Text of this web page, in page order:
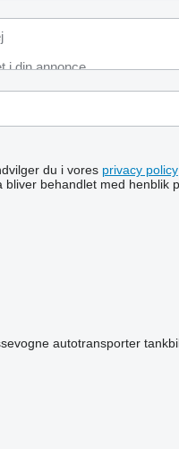
du i vores privacy policy
bliver behandlet med henblik
autotransporter